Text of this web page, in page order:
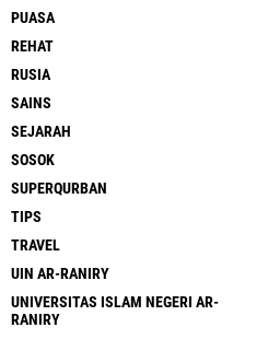
PUASA
REHAT
RUSIA
SAINS
SEJARAH
SOSOK
SUPERQURBAN
TIPS
TRAVEL
UIN AR-RANIRY
UNIVERSITAS ISLAM NEGERI AR-
RANIRY